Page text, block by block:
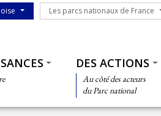
Les parcs nationaux de France
Les parcs nationaux de France
DES ACTIONS
Au côté des acteurs
du Parc national